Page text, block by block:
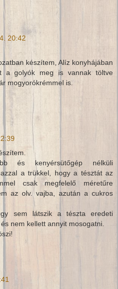
20:42
készítem, Alíz konyhájában
a golyók meg is vannak töltve
mogyorókrémmel is.
és kenyérsütőgép nélküli
a trükkel, hogy a tésztát az
csak megfelelő méretűre
az olv. vajba, azután a cukros
sem látszik a tészta eredeti
nem kellett annyit mosogatni.